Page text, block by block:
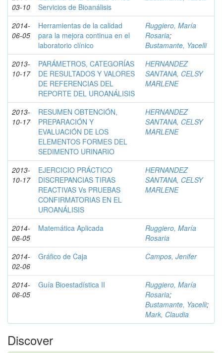
03-10
Servicios de Bioanálisis
2014-
06-05
Herramientas de la calidad
para la mejora continua en el
laboratorio clínico
Ruggiero, María
Rosaria;
Bustamante, Yacelli
2013-
10-17
PARÁMETROS, CATEGORÍAS
DE RESULTADOS Y VALORES
DE REFERENCIAS DEL
REPORTE DEL UROANÁLISIS
HERNANDEZ
SANTANA, CELSY
MARLENE
2013-
10-17
RESUMEN OBTENCIÓN,
PREPARACIÓN Y
EVALUACIÓN DE LOS
ELEMENTOS FORMES DEL
SEDIMENTO URINARIO
HERNANDEZ
SANTANA, CELSY
MARLENE
2013-
10-17
EJERCICIO PRÁCTICO
DISCREPANCIAS TIRAS
REACTIVAS Vs PRUEBAS
CONFIRMATORIAS EN EL
UROANÁLISIS
HERNANDEZ
SANTANA, CELSY
MARLENE
2014-
06-05
Matemática Aplicada
Ruggiero, María
Rosaria
2014-
02-06
Gráfico de Caja Campos, Jenifer
2014-
06-05
Guía Bioestadística II
Ruggiero, María
Rosaria;
Bustamante, Yacelli;
Mark, Claudia
Discover